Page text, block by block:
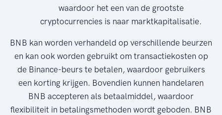
waardoor het een van de grootste
cryptocurrencies is naar marktkapitalisatie.
BNB kan worden verhandeld op verschillende beurzen
en kan ook worden gebruikt om transactiekosten op
de Binance-beurs te betalen, waardoor gebruikers
een korting krijgen. Bovendien kunnen handelaren
BNB accepteren als betaalmiddel, waardoor
flexibiliteit in betalingsmethoden wordt geboden. BNB